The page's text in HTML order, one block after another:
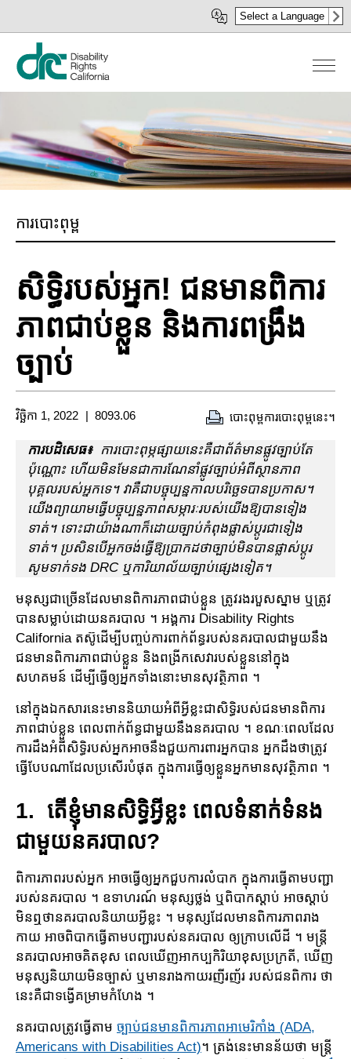
ទៅ​
សំខាន់​
Select a Language
ការបោះពុម្ព
សិទ្ធិរបស់អ្នក! ជនមានពិការ
ភាពជាប់ខ្លួន និងការពង្រឹង
ច្បាប់
វិច្ឆិកា 1, 2022 8093.06 បោះពុម្ពការបោះពុម្ពនេះ។
ការបដិសេធ៖ការបោះពុម្ភផ្សាយនេះគឺជាព័ត៌មានផ្លូវច្បាប់តែ
ប៉ុណ្ណោះ ហើយមិនមែនជាការណែនាំផ្លូវច្បាប់អំពីស្ថានភាព
បុគ្គលរបស់អ្នកទេ។ វា​គឺ​ជា​បច្ចុប្បន្ន​កាល​បរិច្ឆេទ​បាន​ប្រកាស។
យើងព្យាយាមធ្វើបច្ចុប្បន្នភាពសម្ភារៈរបស់យើងឱ្យបានទៀង
ទាត់។ ទោះជាយ៉ាងណាក៏ដោយច្បាប់កំពុងផ្លាស់ប្តូរជាទៀង
ទាត់។ ប្រសិនបើអ្នកចង់ធ្វើឱ្យប្រាកដថាច្បាប់មិនបានផ្លាស់ប្តូរ
សូមទាក់ទង DRC ឬការិយាល័យច្បាប់ផ្សេងទៀត។
មនុស្ស​ជាច្រើន​ដែល​មាន​ពិការ​ភាពជាប់ខ្លួន ត្រូវរងរបួសស្នាម ឬត្រូវ
បានសម្លាប់ដោយ​នគរបាល ។ អង្គការ Disability Rights
California តស៊ូដើម្បីបញ្ចប់ការពាក់ព័ន្ធរបស់នគរបាលជាមួយនឹង​
ជនមាន​ពិការភាពជាប់​ខ្លួន និងពង្រីក​សេវា​របស់ខ្លួននៅក្នុង​
សហគមន៍ ដើម្បីធ្វើឲ្យអ្នកទាំងនោះមាន​សុវត្ថិភាព ។
នៅក្នុង​ឯកសារ​នេះមាន​និយាយអំពីអ្វីខ្លះជាសិទ្ធិ​របស់​ជនមានពិការ​
ភាពជាប់ខ្លួន ពេលពាក់ព័ន្ធជាមួយ​នឹងនគរបាល ។ ខណៈពេលដែល
ការដឹងអំពីសិទ្ធិរបស់អ្នកអាចនឹង​ជួយការ​ពារអ្នកបាន អ្នក​ដឹងថាត្រូវ​
ធ្វើបែបណាដែល​ប្រសើរ​បំផុត ក្នុងការ​ធ្វើឲ្យ​ខ្លួនអ្នក​មាន​សុវត្ថិភាព ។
1. តើខ្ញុំមានសិទ្ធិអ្វីខ្លះ ពេល​ទំនាក់ទំនង​
ជាមួយ​នគរបាល?
ពិការភាពរបស់អ្នក អាចធ្វើឲ្យអ្នកជួបការ​លំបាក ក្នុងការធ្វើ​តាមបញ្ជា
របស់នគរបាល ។ ឧទាហរណ៍ មនុស្សថ្លង់ ឬពិបាកស្តាប់ អាច​ស្តាប់​
មិនឮថានគរបាលនិយាយអ្វីខ្លះ ។ មនុស្ស​ដែល​មានពិការភាព​រាង
កាយ អាចពិបាកធ្វើតាមបញ្ជារបស់នគរបាល ឲ្យក្រាបលើដី ។ មន្ត្រី
នគរបាល​អាចគិតខុស ពេលឃើញអាកប្បកិរិយាខុសប្រក្រតី, ឃើញ
មនុស្សនិយាយមិនច្បាស់ ឬមានរាងកាយរញីរញ័រ របស់ជនពិការ ថា
នេះគឺជាទង្វើគម្រាមកំហែង ។
នគរបាល​ត្រូវ​ធ្វើ​តាម​ ច្បាប់​ជនមានពិការភាព​អាមេរិកាំង (ADA,
Americans with Disabilities Act)។ ត្រង់​នេះមាន​ន័យថា មន្ត្រី